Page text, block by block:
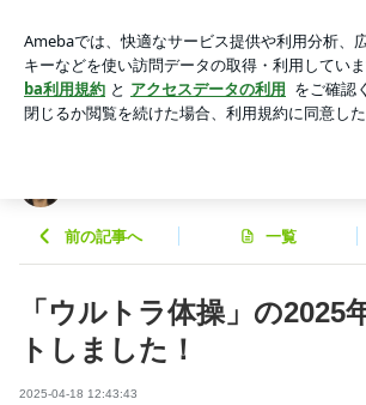
Labo
アプリをダウンロードして ブログの更新通知
を
ょう。
前の記事へ 一覧
「ウルトラ体操」の2025
トしました！
2025-04-18 12:43:43